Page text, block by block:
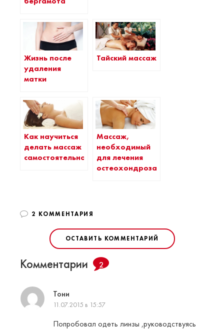
Жизнь после
удаления
матки
Тайский массаж
Как научиться
делать массаж
самостоятельно?
Массаж,
необходимый
для лечения
остеохондроза
2 КОММЕНТАРИЯ
ОСТАВИТЬ КОММЕНТАРИЙ
Комментарии 2
Тони
11.07.2015 в 15:57
Попробовал одеть линзы ,руководствуясь